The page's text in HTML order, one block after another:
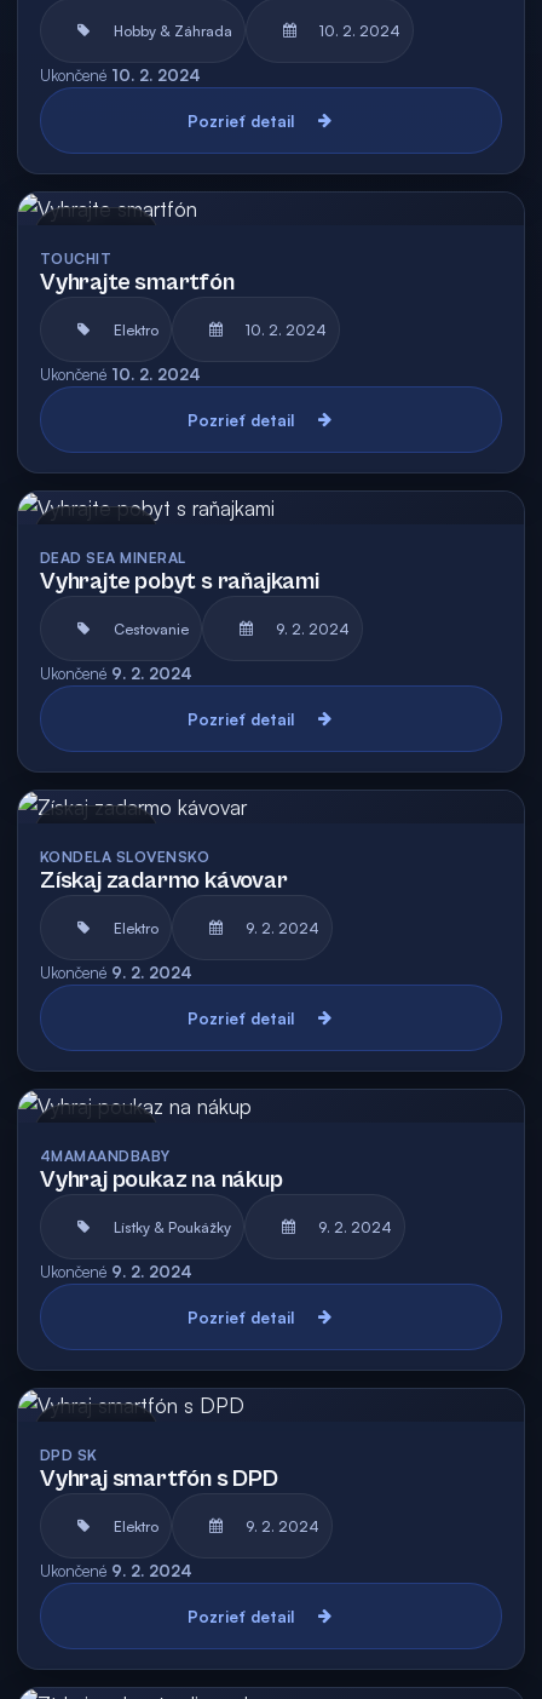
Hobby & Záhrada 10. 2. 2024
Ukončené 10. 2. 2024
Pozrieť detail
TOUCHIT
Vyhrajte smartfón
Elektro 10. 2. 2024
Ukončené 10. 2. 2024
Pozrieť detail
DEAD SEA MINERAL
Vyhrajte pobyt s raňajkami
Cestovanie 9. 2. 2024
Ukončené 9. 2. 2024
Pozrieť detail
KONDELA SLOVENSKO
Získaj zadarmo kávovar
Elektro 9. 2. 2024
Ukončené 9. 2. 2024
Pozrieť detail
4MAMAANDBABY
Vyhraj poukaz na nákup
Lístky & Poukážky 9. 2. 2024
Ukončené 9. 2. 2024
Pozrieť detail
DPD SK
Vyhraj smartfón s DPD
Elektro 9. 2. 2024
Ukončené 9. 2. 2024
Pozrieť detail